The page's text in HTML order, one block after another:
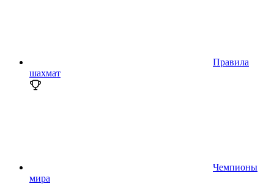
Правила
шахмат
Чемпионы
мира